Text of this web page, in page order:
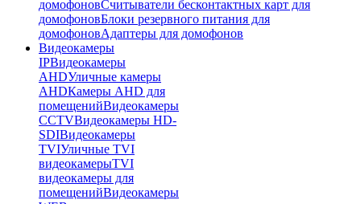
домофоновСчитыватели бесконтактных карт для
домофоновБлоки резервного питания для
домофоновАдаптеры для домофонов
Видеокамеры
IPВидеокамеры
AHDУличные камеры
AHDКамеры AHD для
помещенийВидеокамеры
CCTVВидеокамеры HD-
SDIВидеокамеры
TVIУличные TVI
видеокамерыTVI
видеокамеры для
помещенийВидеокамеры